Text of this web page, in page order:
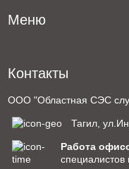
Меню
Контакты
ООО "Областная СЭС
Тагил,
Работа
специалистов